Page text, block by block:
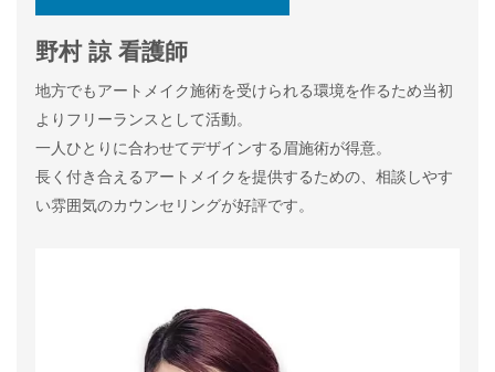
野村 諒 看護師
地方でもアートメイク施術を受けられる環境を作るため当初
よりフリーランスとして活動。
一人ひとりに合わせてデザインする眉施術が得意。
長く付き合えるアートメイクを提供するための、相談しやす
い雰囲気のカウンセリングが好評です。